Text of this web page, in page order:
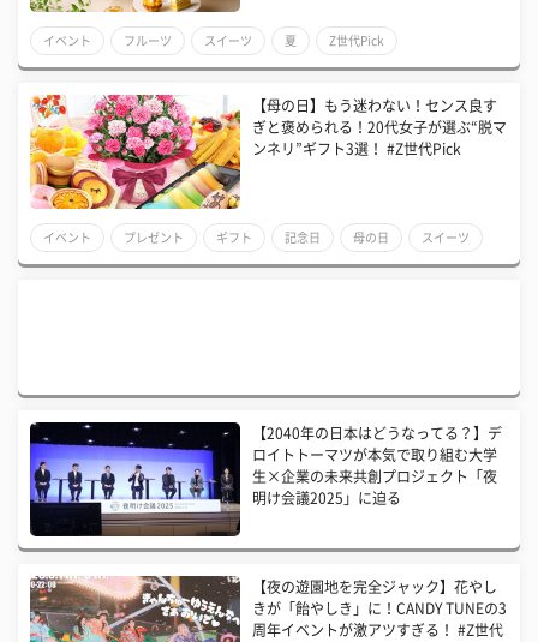
イベント フルーツ スイーツ 夏 Z世代Pick
【母の日】もう迷わない！センス良す
ぎと褒められる！20代女子が選ぶ“脱マ
ンネリ”ギフト3選！ #Z世代Pick
イベント プレゼント ギフト 記念日 母の日 スイーツ
【2040年の日本はどうなってる？】デ
ロイトトーマツが本気で取り組む大学
生×企業の未来共創プロジェクト「夜
明け会議2025」に迫る
【夜の遊園地を完全ジャック】花やし
きが「飴やしき」に！CANDY TUNEの3
周年イベントが激アツすぎる！ #Z世代